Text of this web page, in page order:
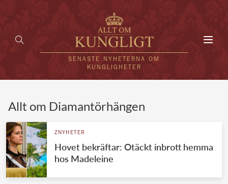
SENASTE NYHETERNA OM
KUNGLIGHETER
UTLÄNDSKT
Allt om Diamantörhängen
ZNYHETER
Hovet bekräftar: Otäckt inbrott hemma
hos Madeleine